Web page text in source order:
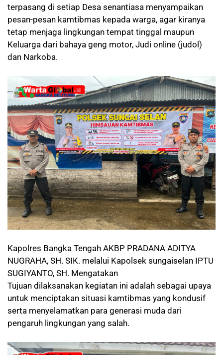
terpasang di setiap Desa senantiasa menyampaikan
pesan-pesan kamtibmas kepada warga, agar kiranya
tetap menjaga lingkungan tempat tinggal maupun
Keluarga dari bahaya geng motor, Judi online (judol)
dan Narkoba.
Kapolres Bangka Tengah AKBP PRADANA ADITYA
NUGRAHA, SH. SIK. melalui Kapolsek sungaiselan IPTU
SUGIYANTO, SH. Mengatakan
Tujuan dilaksanakan kegiatan ini adalah sebagai upaya
untuk menciptakan situasi kamtibmas yang kondusif
serta menyelamatkan para generasi muda dari
pengaruh lingkungan yang salah.